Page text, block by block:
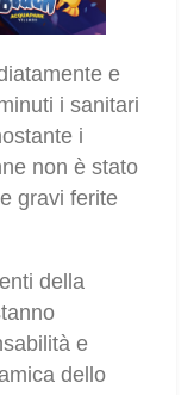
e
i sanitari
i
non è stato
gravi ferite
della
e
dello